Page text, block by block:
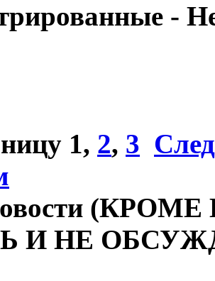
-
1, 2, 3
И НЕ